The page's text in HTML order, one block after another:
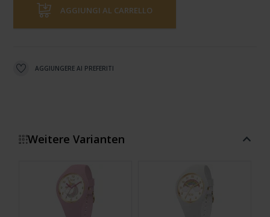
AGGIUNGI AL CARRELLO
AGGIUNGERE AI PREFERITI
Weitere Varianten